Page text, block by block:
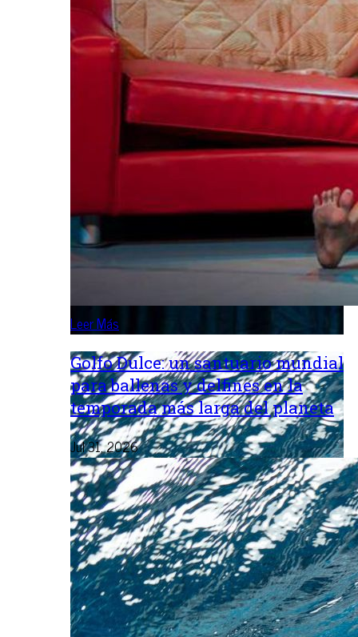
Leer Más
Golfo Dulce: un santuario mundial
para ballenas y delfines en la
temporada más larga del planeta
Jul 31, 2026